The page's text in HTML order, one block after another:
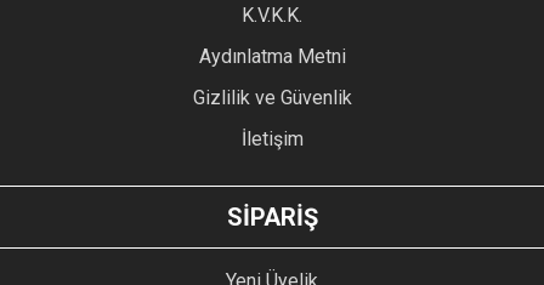
Ürün fiyatı diğer sitelerden daha pahalı.
GÖNDER
K.V.K.K.
Aydınlatma Metni
Gizlilik ve Güvenlik
İletişim
SİPARİŞ